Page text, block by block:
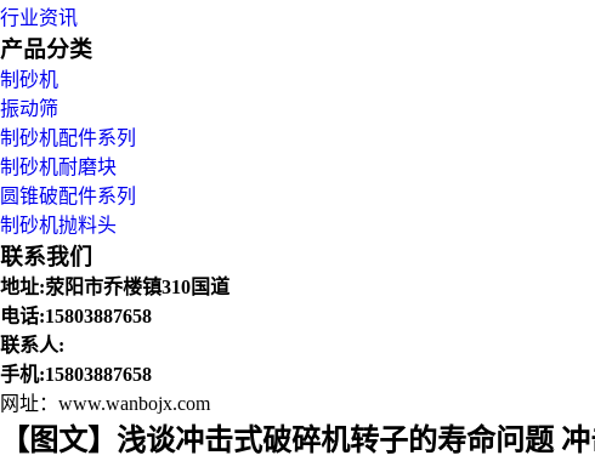
行业资讯
产品分类
制砂机
振动筛
制砂机配件系列
制砂机耐磨块
圆锥破配件系列
制砂机抛料头
联系我们
地址:荥阳市乔楼镇310国道
电话:15803887658
联系人:
手机:15803887658
网址：www.wanbojx.com
【图文】浅谈冲击式破碎机转子的寿命问题